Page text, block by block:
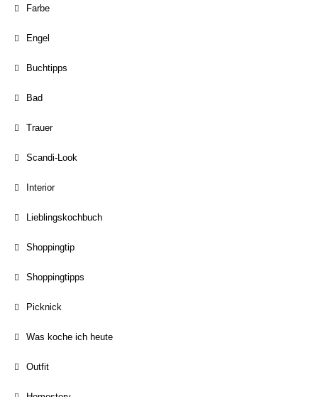
Farbe
Engel
Buchtipps
Bad
Trauer
Scandi-Look
Interior
Lieblingskochbuch
Shoppingtip
Shoppingtipps
Picknick
Was koche ich heute
Outfit